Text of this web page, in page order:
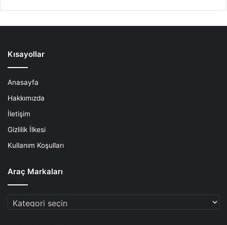
Kısayollar
Anasayfa
Hakkımızda
İletişim
Gizlilik İlkesi
Kullanım Koşulları
Araç Markaları
Araç